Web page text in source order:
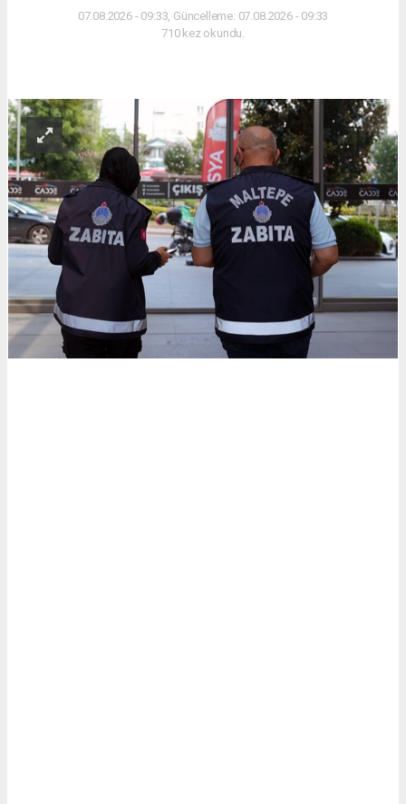
07.08.2026 - 09:33, Güncelleme: 07.08.2026 - 09:33
710 kez okundu.